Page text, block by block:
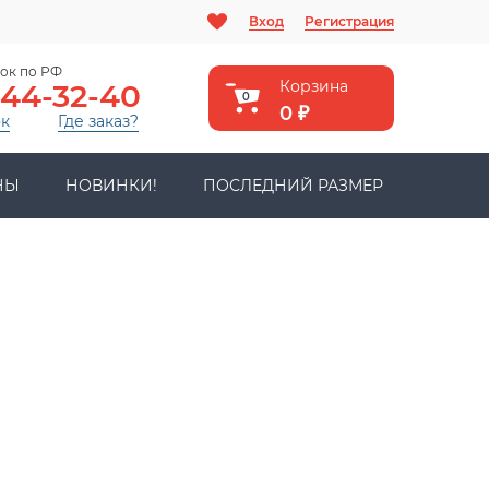
Вход Регистрация
по РФ
32-40
Где заказ?
Корзина
0
0 ₽
НОВИНКИ! ПОСЛЕДНИЙ РАЗМЕР